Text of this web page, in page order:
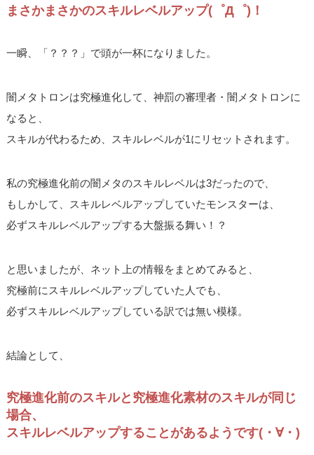
まさかまさかのスキルレベルアップ(゜Д゜)！
一瞬、「？？？」で頭が一杯になりました。
闇メタトロンは究極進化して、神罰の審理者・闇メタトロンに
なると、
スキルが代わるため、スキルレベルが1にリセットされます。
私の究極進化前の闇メタのスキルレベルは3だったので、
もしかして、スキルレベルアップしていたモンスターは、
必ずスキルレベルアップする大盤振る舞い！？
と思いましたが、ネット上の情報をまとめてみると、
究極前にスキルレベルアップしていた人でも、
必ずスキルレベルアップしている訳では無い模様。
結論として、
究極進化前のスキルと究極進化素材のスキルが同じ
場合、
スキルレベルアップすることがあるようです(・∀・)